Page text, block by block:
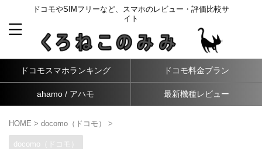
ドコモやSIMフリーなど、スマホのレビュー・評価比較サ
イト
ドコモスマホランキング ドコモ料金プラン
ahamo / アハモ 最新機種レビュー
HOME > docomo（ドコモ） >
docomo（ドコモ）